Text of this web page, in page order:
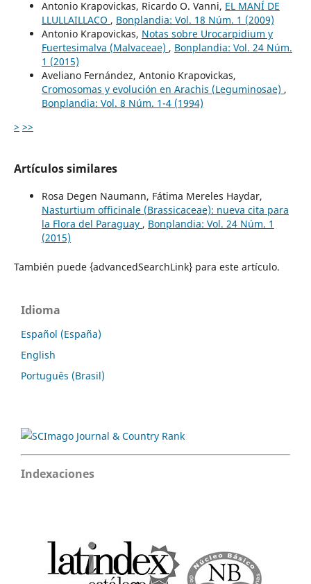
Antonio Krapovickas, Ricardo O. Vanni, EL MANÍ DE
LLULLAILLACO , Bonplandia: Vol. 18 Núm. 1 (2009)
Antonio Krapovickas, Notas sobre Urocarpidium y
Fuertesimalva (Malvaceae) , Bonplandia: Vol. 24 Núm.
1 (2015)
Aveliano Fernández, Antonio Krapovickas,
Cromosomas y evolución en Arachis (Leguminosae) ,
Bonplandia: Vol. 8 Núm. 1-4 (1994)
> >>
Artículos similares
Rosa Degen Naumann, Fátima Mereles Haydar,
Nasturtium officinale (Brassicaceae): nueva cita para
la Flora del Paraguay , Bonplandia: Vol. 24 Núm. 1
(2015)
También puede {advancedSearchLink} para este artículo.
Idioma
Español (España)
English
Português (Brasil)
Indexaciones